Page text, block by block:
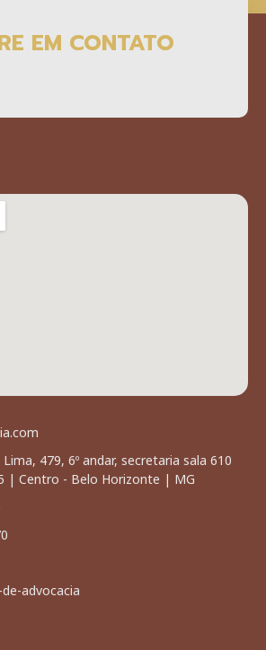
EM CONTATO
479, 6º andar, secretaria sala 610
| Centro - Belo Horizonte | MG
advocacia